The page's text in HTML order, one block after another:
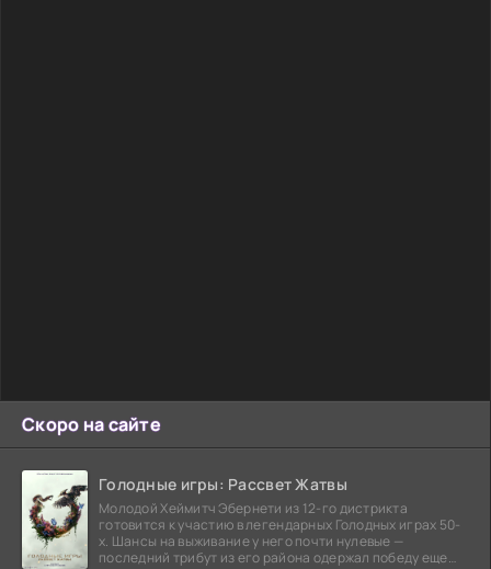
Скоро на сайте
Голодные игры: Рассвет Жатвы
Молодой Хеймитч Эбернети из 12-го дистрикта
готовится к участию в легендарных Голодных играх 50-
х. Шансы на выживание у него почти нулевые —
последний трибут из его района одержал победу еще